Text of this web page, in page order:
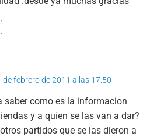
de febrero de 2011 a las 17:50
saber como es la informacion
y a quien se las van a dar?
partidos que se las dieron a